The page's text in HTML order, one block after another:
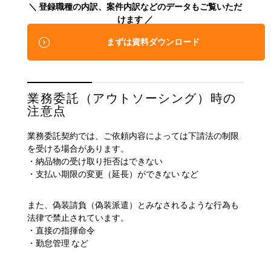
＼ 登録職種の内訳、案件内訳などのデータもご覧いただ
けます ／
まずは資料ダウンロード
業務委託（アウトソーシング）時の
注意点
業務委託契約では、ご依頼内容によっては下請法の制限
を受ける場合があります。
・納品物の受け取り拒否はできない
・支払い期限の変更（延長）ができない など
また、偽装請負（偽装派遣）とみなされるような行為も
法律で禁止されています。
・直接の指揮命令
・勤怠管理 など